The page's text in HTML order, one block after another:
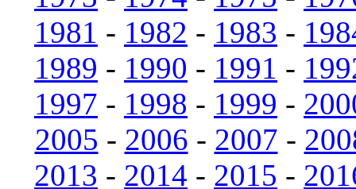
1981 - 1982 - 1983 -
1989 - 1990 - 1991 -
1997 - 1998 - 1999 -
2005 - 2006 - 2007 -
2013 - 2014 - 2015 -